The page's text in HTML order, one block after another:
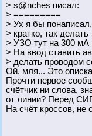
> s@nches писал:
> =========
> Ух я бы
> кратко, так
> УЗО тут на 300 мА
> На ввод ставить
> делать проводом
Ой, мля... Это
Прочти первое
счётчик ни слова,
от линии? Перед
На счёт кроссов, не